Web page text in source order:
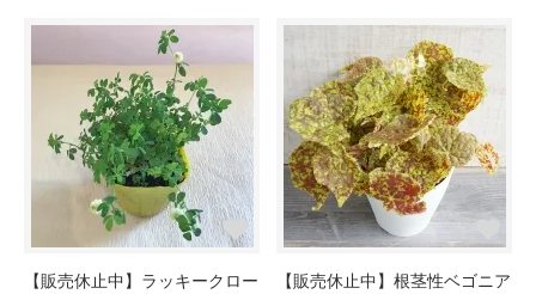
【販売休止中】ラッキークロー
【販売休止中】根茎性ベゴニア